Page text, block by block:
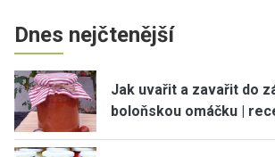
Dnes nejčtenější
Jak uvařit a zavařit do
boloňskou omáčku |